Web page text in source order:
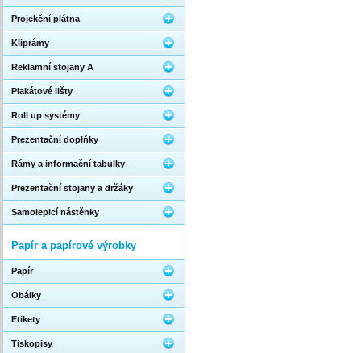
Projekční plátna
Kliprámy
Reklamní stojany A
Plakátové lišty
Roll up systémy
Prezentační doplňky
Rámy a informační tabulky
Prezentační stojany a držáky
Samolepicí nástěnky
Papír a papírové výrobky
Papír
Obálky
Etikety
Tiskopisy